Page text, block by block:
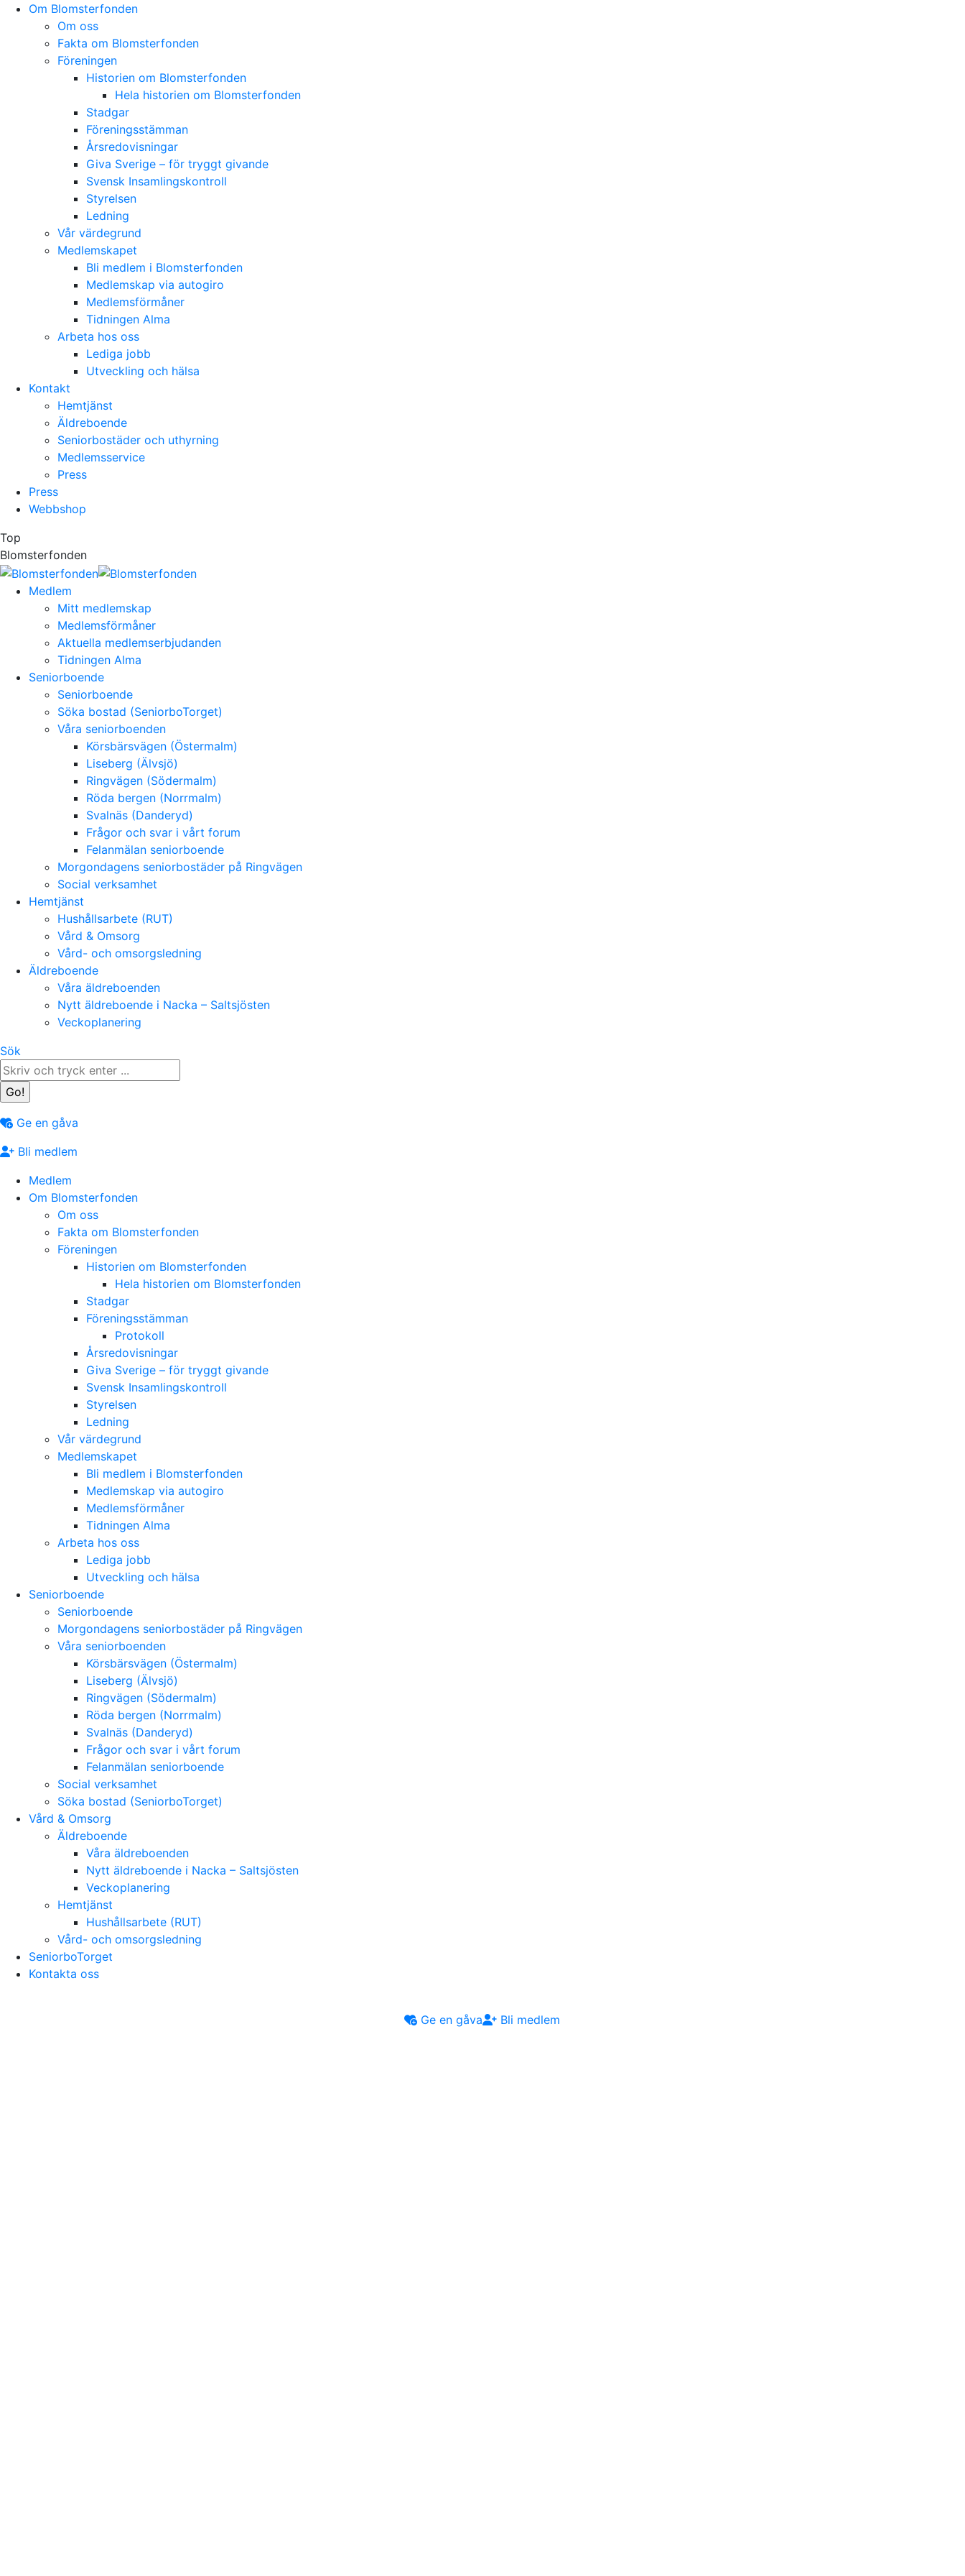
Skip
Om Blomsterfonden
Om oss
Fakta om Blomsterfonden
Föreningen
Historien om Blomsterfonden
Hela historien om Blomsterfonden
Stadgar
Föreningsstämman
Årsredovisningar
Giva Sverige – för tryggt givande
Svensk Insamlingskontroll
Styrelsen
Ledning
Vår värdegrund
Medlemskapet
Bli medlem i Blomsterfonden
Medlemskap via autogiro
Medlemsförmåner
Tidningen Alma
Arbeta hos oss
Lediga jobb
Utveckling och hälsa
Kontakt
Hemtjänst
Äldreboende
Seniorbostäder och uthyrning
Medlemsservice
Press
Press
Webbshop
Top
Blomsterfonden
Medlem
Mitt medlemskap
Medlemsförmåner
Aktuella medlemserbjudanden
Tidningen Alma
Seniorboende
Seniorboende
Söka bostad (SeniorboTorget)
Våra seniorboenden
Körsbärsvägen (Östermalm)
Liseberg (Älvsjö)
Ringvägen (Södermalm)
Röda bergen (Norrmalm)
Svalnäs (Danderyd)
Frågor och svar i vårt forum
Felanmälan seniorboende
Morgondagens seniorbostäder på Ringvägen
Social verksamhet
Hemtjänst
Hushållsarbete (RUT)
Vård & Omsorg
Vård- och omsorgsledning
Äldreboende
Våra äldreboenden
Nytt äldreboende i Nacka – Saltsjösten
Veckoplanering
Search:
Sök
Ge en gåva
Bli medlem
Medlem
Om Blomsterfonden
Om oss
Fakta om Blomsterfonden
Föreningen
Historien om Blomsterfonden
Hela historien om Blomsterfonden
Stadgar
Föreningsstämman
Protokoll
Årsredovisningar
Giva Sverige – för tryggt givande
Svensk Insamlingskontroll
Styrelsen
Ledning
Vår värdegrund
Medlemskapet
Bli medlem i Blomsterfonden
Medlemskap via autogiro
Medlemsförmåner
Tidningen Alma
Arbeta hos oss
Lediga jobb
Utveckling och hälsa
Seniorboende
Seniorboende
Morgondagens seniorbostäder på Ringvägen
Våra seniorboenden
Körsbärsvägen (Östermalm)
Liseberg (Älvsjö)
Ringvägen (Södermalm)
Röda bergen (Norrmalm)
Svalnäs (Danderyd)
Frågor och svar i vårt forum
Felanmälan seniorboende
Social verksamhet
Söka bostad (SeniorboTorget)
Vård & Omsorg
Äldreboende
Våra äldreboenden
Nytt äldreboende i Nacka – Saltsjösten
Veckoplanering
Hemtjänst
Hushållsarbete (RUT)
Vård- och omsorgsledning
SeniorboTorget
Kontakta oss
Ge en gåva Bli medlem